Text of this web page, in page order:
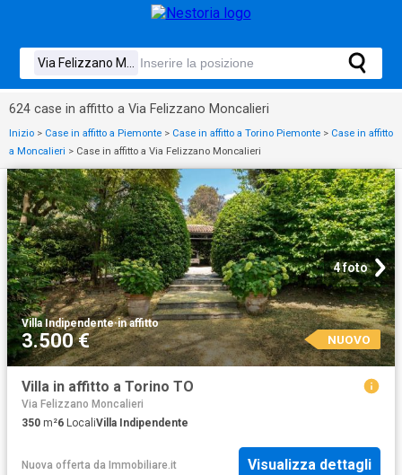
624 case in affitto a Via Felizzano Moncalieri
Inizio > Case in affitto a Piemonte > Case in affitto a Torino Piemonte > Case in affitto
a Moncalieri > Case in affitto a Via Felizzano Moncalieri
4 foto
Villa Indipendente·in affitto
3.500 € NUOVO
Villa in affitto a Torino TO
Via Felizzano Moncalieri
350 m²6 LocaliVilla Indipendente
Nuova offerta da Immobiliare.it Visualizza dettagli